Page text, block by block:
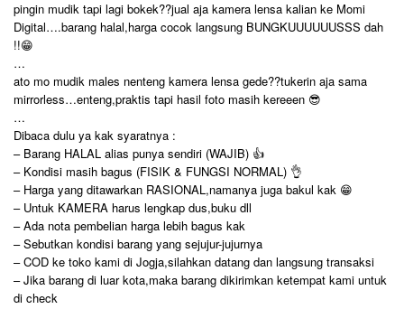
pingin mudik tapi lagi bokek??jual aja kamera lensa kalian ke Momi
Digital….barang halal,harga cocok langsung BUNGKUUUUUUSSS dah
!!😁
…
ato mo mudik males nenteng kamera lensa gede??tukerin aja sama
mirrorless…enteng,praktis tapi hasil foto masih kereeen 😎
…
Dibaca dulu ya kak syaratnya :
– Barang HALAL alias punya sendiri (WAJIB) 👍
– Kondisi masih bagus (FISIK & FUNGSI NORMAL) 👌
– Harga yang ditawarkan RASIONAL,namanya juga bakul kak 😁
– Untuk KAMERA harus lengkap dus,buku dll
– Ada nota pembelian harga lebih bagus kak
– Sebutkan kondisi barang yang sejujur-jujurnya
– COD ke toko kami di Jogja,silahkan datang dan langsung transaksi
– Jika barang di luar kota,maka barang dikirimkan ketempat kami untuk
di check